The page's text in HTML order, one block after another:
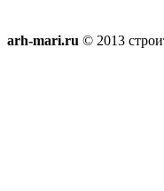
arh-mari.ru © 2013